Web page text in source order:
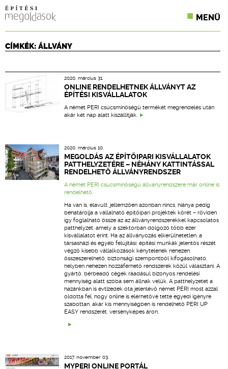
MENÜ
CPR TERMÉKKIÍRÁS
ÉPÍTÉSI JOG
TERVEZÉSI SEGÉDLETEK
CÍMKÉK: ÁLLVÁNY
2020. március 31.
ONLINE RENDELHETNEK ÁLLVÁNYT AZ
ÉPÍTÉSI KISVÁLLALATOK
A német PERI csúcsminőségű termékét megrendelés után
akár két nap alatt kiszállítják.
2020. március 10.
MEGOLDÁS AZ ÉPÍTŐIPARI KISVÁLLALATOK
PATTHELYZETÉRE – NÉHÁNY KATTINTÁSSAL
RENDELHETŐ ÁLLVÁNYRENDSZER
A német PERI csúcsminőségű állványrendszere már online is
rendelhető
Ha van is, elavult, jellemzően azonban nincs, hiánya pedig
behatárolja a vállalható építőipari projektek körét – röviden
így foglalható össze az az állványrendszerekkel kapcsolatos
patthelyzet, amely a szektorban dolgozó több ezer
kisvállalatot érint. Ha az állványozás elkerülhetetlen, a
társasházi és egyéb felújítási, építési munkák jelentős részét
végző kisebb vállalkozások kénytelenek nehezen
összeszerelhető, biztonsági szempontból kifogásolható,
helyben nehezen hozzáférhető rendszerek közül választani. A
gyártó, bérbeadó cégek ráadásul bizonyos rendelési
mennyiség alatt szóba sem állnak velük. A patthelyzetet a
hazánkban is évtizedek óta jelenlévő német PERI most azzal
oldotta fel, hogy online is elérhetővé tette egyedi igényre
szabottan, akár kis mennyiségben is rendelhető PERI UP
EASY rendszerét, versenyképes áron.
2017. november 03.
MYPERI ONLINE PORTÁL